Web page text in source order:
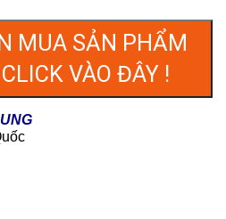
MUA SẢN PHẨM
VÀO ĐÂY !